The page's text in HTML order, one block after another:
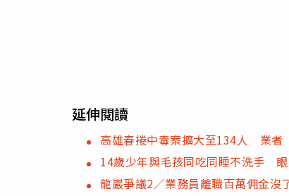
延伸閱讀
高雄春捲中毒案擴大至134人 業者
14歲少年與毛孩同吃同睡不洗手
龍巖爭議2／業務員離職百萬佣金